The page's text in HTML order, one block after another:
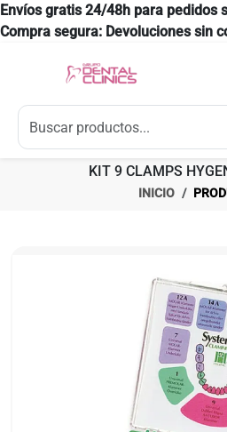
Envíos gratis 24/48h para
Compra segura: Devoluciones sin
KIT 9 CLAMPS
INICIO